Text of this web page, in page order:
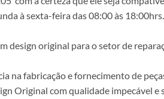
à sexta-feira das 08:00 às 18:00hrs.
design original para o setor de
na fabricação e fornecimento de
Original com qualidade impecável e